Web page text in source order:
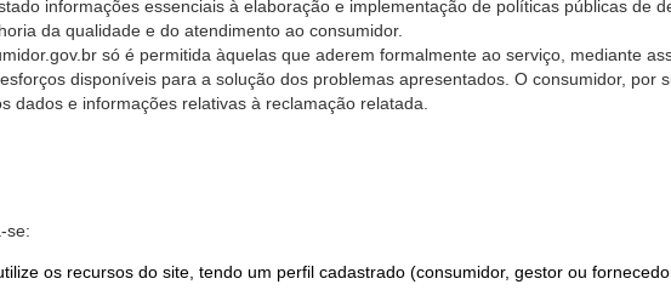
informações essenciais à elaboração e implementação de políticas públicas de
da qualidade e do atendimento ao consumidor.
só é permitida àquelas que aderem formalmente ao serviço, mediante
disponíveis para a solução dos problemas apresentados. O consumidor, por
dados e informações relativas à reclamação relatada.
se:
os recursos do site, tendo um perfil cadastrado (consumidor, gestor ou